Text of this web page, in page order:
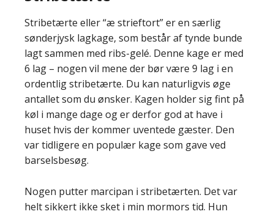
Stribetærte eller “æ strieftort” er en særlig
sønderjysk lagkage, som består af tynde bunde
lagt sammen med ribs-gelé. Denne kage er med
6 lag – nogen vil mene der bør være 9 lag i en
ordentlig stribetærte. Du kan naturligvis øge
antallet som du ønsker. Kagen holder sig fint på
køl i mange dage og er derfor god at have i
huset hvis der kommer uventede gæster. Den
var tidligere en populær kage som gave ved
barselsbesøg.
Nogen putter marcipan i stribetærten. Det var
helt sikkert ikke sket i min mormors tid. Hun